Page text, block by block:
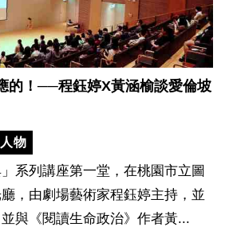
的！──程鈺婷X黃涵榆談愛倫坡
物
」系列講座第一堂，在桃園市立圖
，由劇場藝術家程鈺婷主持，並
與《閱讀生命政治》作者黃...